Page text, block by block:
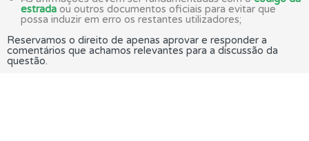
estrada ou outros documentos oficiais para evitar que
possa induzir em erro os restantes utilizadores;
Reservamos o direito de apenas aprovar e responder a
comentários que achamos relevantes para a discussão da
questão.